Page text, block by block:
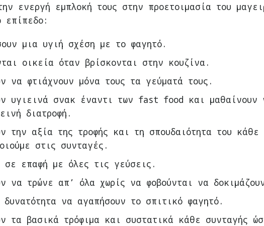
ενεργή εμπλοκή τους στην προετοιμασία του
επίπεδο:
μια υγιή σχέση με το φαγητό.
οικεία όταν βρίσκονται στην κουζίνα.
να φτιάχνουν μόνα τους τα γεύματά τους.
υγιεινά σνακ έναντι των fast food και μαθαίνουν
διατροφή.
την αξία της τροφής και τη σπουδαιότητα του κάθε
στις συνταγές.
σε επαφή με όλες τις γεύσεις.
να τρώνε απ’ όλα χωρίς να φοβούνται να
δυνατότητα να αγαπήσουν το σπιτικό φαγητό.
τα βασικά τρόφιμα και συστατικά κάθε συνταγής